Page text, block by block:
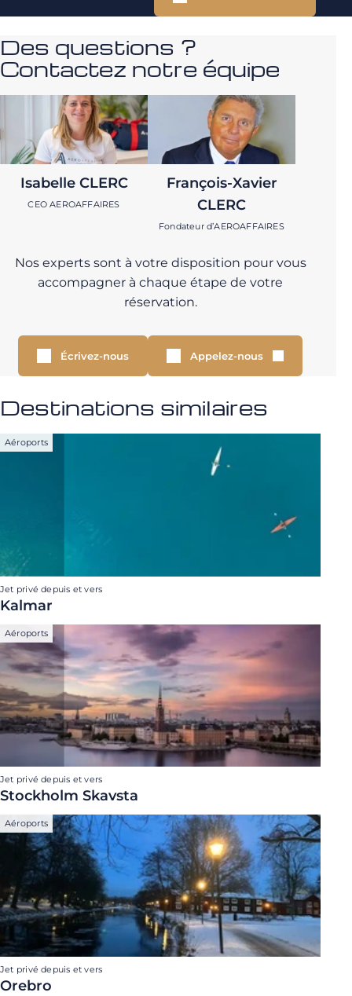
Des questions ?
Contactez notre équipe
Isabelle CLERC
CEO AEROAFFAIRES
François-Xavier
CLERC
Fondateur d’AEROAFFAIRES
Nos experts sont à votre disposition pour vous
accompagner à chaque étape de votre
réservation.
Écrivez-nous Appelez-nous
Destinations similaires
Aéroports
Jet privé depuis et vers
Kalmar
Aéroports
Jet privé depuis et vers
Stockholm Skavsta
Aéroports
Jet privé depuis et vers
Orebro